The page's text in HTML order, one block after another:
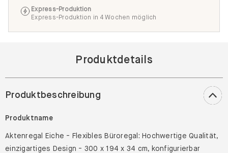
Express-Produktion
Express-Produktion in 4 Wochen möglich
Produktdetails
Produktbeschreibung
Produktname
Aktenregal Eiche - Flexibles Büroregal: Hochwertige Qualität,
einzigartiges Design - 300 x 194 x 34 cm, konfigurierbar